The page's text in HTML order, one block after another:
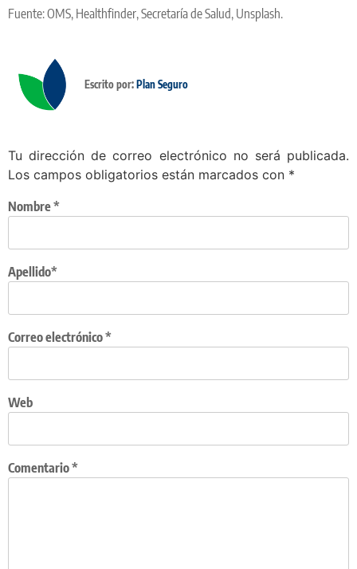
Fuente: OMS, Healthfinder, Secretaría de Salud, Unsplash.
Escrito por: Plan Seguro
Tu dirección de correo electrónico no será publicada.
Los campos obligatorios están marcados con *
Apellido*
Nombre*
Correo electrónico*
Web
Comentario*